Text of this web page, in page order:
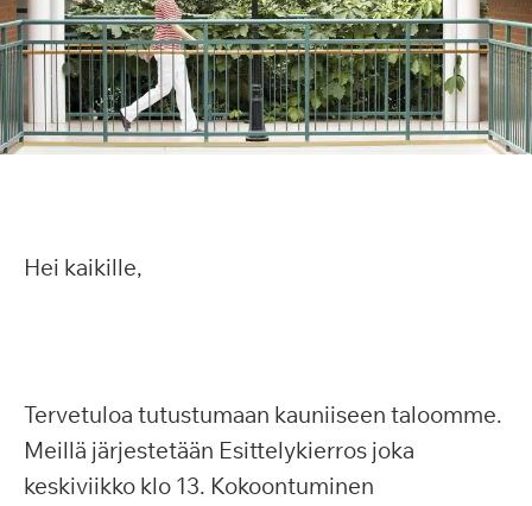
Hei kaikille,
Tervetuloa tutustumaan kauniiseen taloomme.
Meillä järjestetään Esittelykierros joka
keskiviikko klo 13. Kokoontuminen